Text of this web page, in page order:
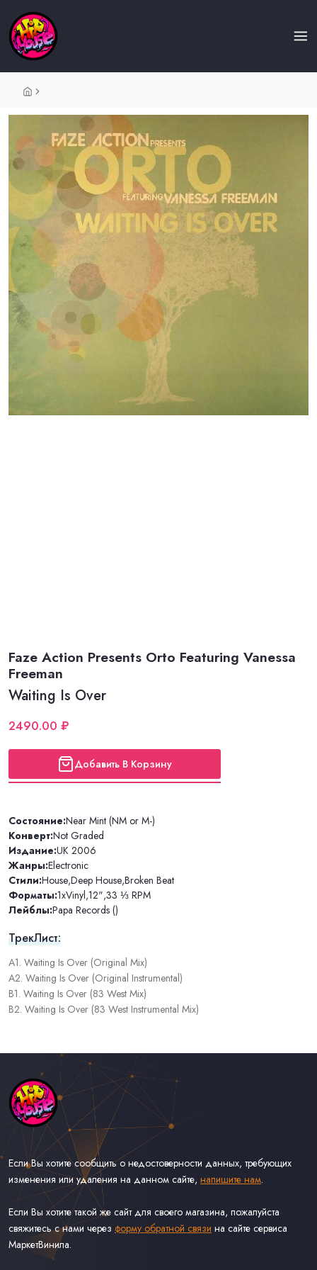
Faze Action Presents Orto Featuring Vanessa
Freeman
Waiting Is Over
2490.00 ₽
Добавить В Корзину
Состояние:Near Mint (NM or M-)
Конверт:Not Graded
Издание:UK 2006
Жанры:Electronic
Стили:House,Deep House,Broken Beat
Форматы:1xVinyl,12",33 ⅓ RPM
Лейблы:Papa Records ()
ТрекЛист:
A1. Waiting Is Over (Original Mix)
A2. Waiting Is Over (Original Instrumental)
B1. Waiting Is Over (83 West Mix)
B2. Waiting Is Over (83 West Instrumental Mix)
Если Вы хотите сообщить о недостоверности данных, требующих
изменения или удаления на данном сайте, напишите нам.
Если Вы хотите такой же сайт для своего магазина, пожалуйста
свяжитесь с нами через форму обратной связи на сайте сервиса
МаркетВинила.